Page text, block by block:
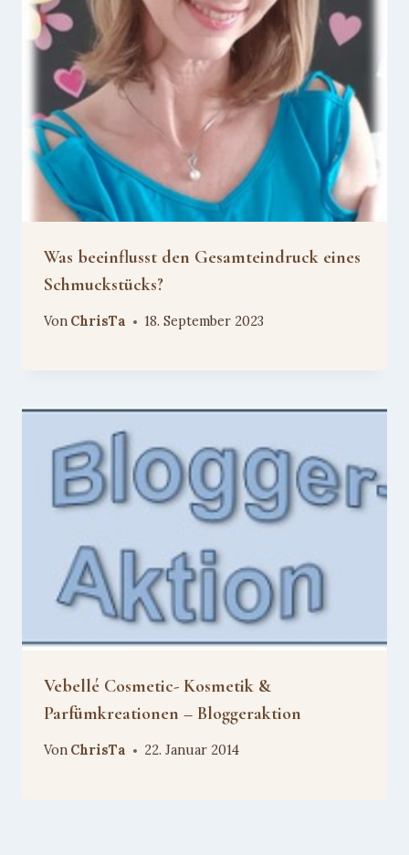
Was beeinflusst den Gesamteindruck eines
Schmuckstücks?
Von ChrisTa 18. September 2023
Vebellé Cosmetic- Kosmetik &
Parfümkreationen – Bloggeraktion
Von ChrisTa 22. Januar 2014